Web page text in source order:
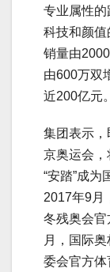
专业属性的
科技和颜
销量由
由600万双
近200亿元。
集团表示
京奥运会
“安踏”成为
2017年9月
冬残奥会
月，国际
委会官方